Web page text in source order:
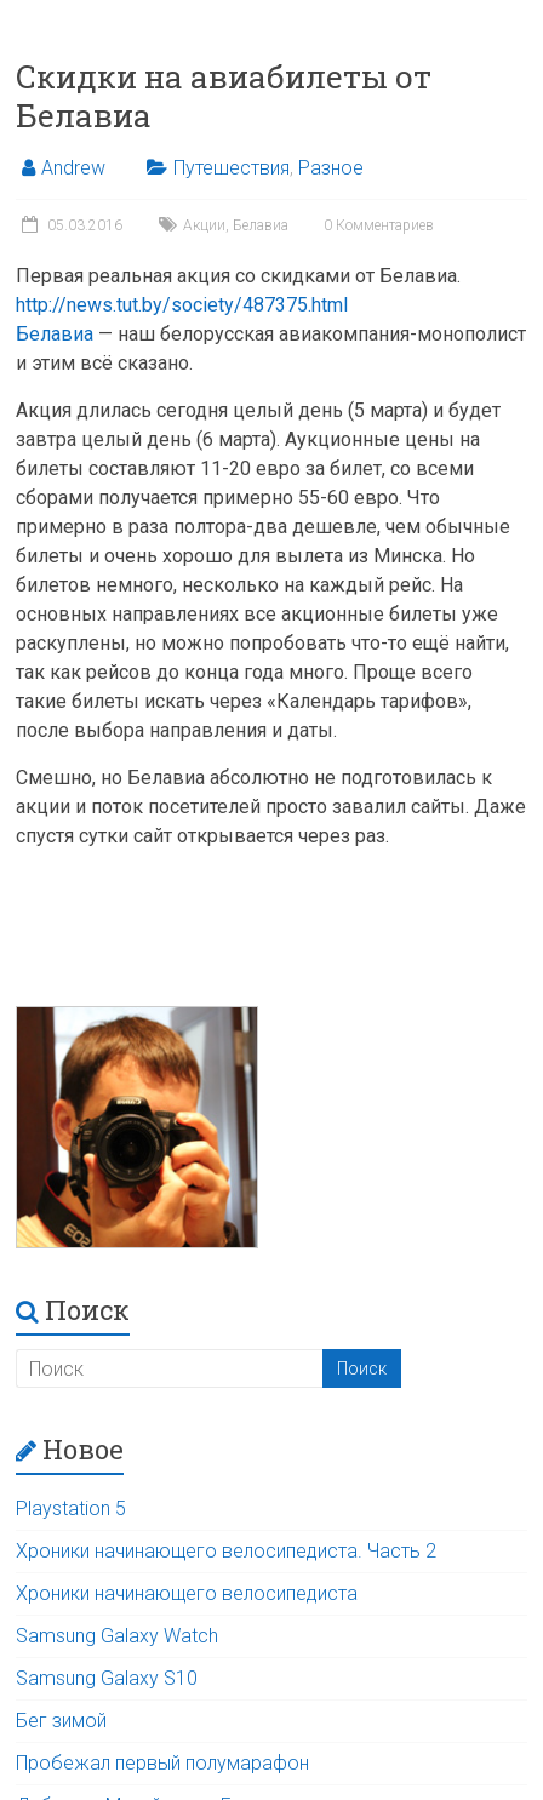
Скидки на авиабилеты от
Белавиа
Andrew Путешествия, Разное
05.03.2016 Акции, Белавиа 0 Комментариев
Первая реальная акция со скидками от Белавиа.
http://news.tut.by/society/487375.html
Белавиа — наш белорусская авиакомпания-монополист
и этим всё сказано.
Акция длилась сегодня целый день (5 марта) и будет
завтра целый день (6 марта). Аукционные цены на
билеты составляют 11-20 евро за билет, со всеми
сборами получается примерно 55-60 евро. Что
примерно в раза полтора-два дешевле, чем обычные
билеты и очень хорошо для вылета из Минска. Но
билетов немного, несколько на каждый рейс. На
основных направлениях все акционные билеты уже
раскуплены, но можно попробовать что-то ещё найти,
так как рейсов до конца года много. Проще всего
такие билеты искать через «Календарь тарифов»,
после выбора направления и даты.
Смешно, но Белавиа абсолютно не подготовилась к
акции и поток посетителей просто завалил сайты. Даже
спустя сутки сайт открывается через раз.
Поиск
Новое
Playstation 5
Хроники начинающего велосипедиста. Часть 2
Хроники начинающего велосипедиста
Samsung Galaxy Watch
Samsung Galaxy S10
Бег зимой
Пробежал первый полумарафон